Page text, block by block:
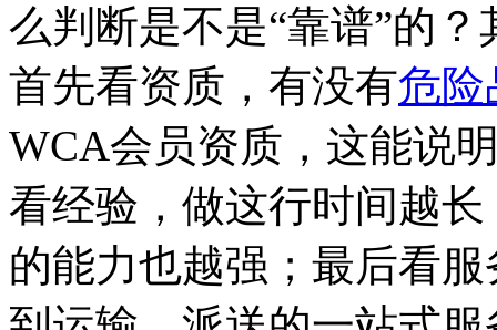
么判断是不是“靠谱”的
首先看资质，有没有危险
WCA会员资质，这能说
看经验，做这行时间越
的能力也越强；最后看